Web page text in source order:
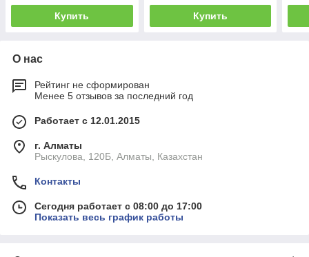
Купить Купить
О нас
Рейтинг не сформирован
Менее 5 отзывов за последний год
Работает с 12.01.2015
г. Алматы
Рыскулова, 120Б, Алматы, Казахстан
Контакты
Сегодня работает с 08:00 до 17:00
Показать весь график работы